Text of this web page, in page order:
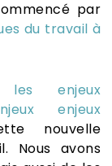
par
du travail à
les enjeux
enjeux
nouvelle
Nous avons